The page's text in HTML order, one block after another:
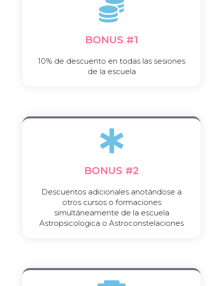
BONUS #1​
10% de descuento en todas las sesiones
de la escuela​
BONUS #2​
Descuentos adicionales anotándose a
otros cursos o formaciones
simultáneamente de la escuela
Astropsicologica o Astroconstelaciones